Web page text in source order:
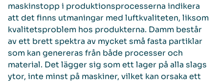
maskinstopp i produktionsprocesserna indikera
att det finns utmaningar med luftkvaliteten, liksom
kvalitetsproblem hos produkterna. Damm består
av ett brett spektra av mycket små fasta partiklar
som kan genereras från både processer och
material. Det lägger sig som ett lager på alla slags
ytor, inte minst på maskiner, vilket kan orsaka ett